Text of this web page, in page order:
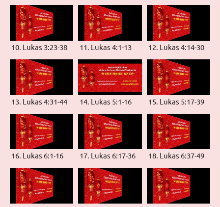
10. Lukas 3:23-38 11. Lukas 4:1-13 12. Lukas 4:14-30
13. Lukas 4:31-44 14. Lukas 5:1-16 15. Lukas 5:17-39
16. Lukas 6:1-16 17. Lukas 6:17-36 18. Lukas 6:37-49